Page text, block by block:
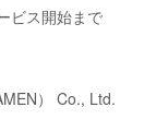
ビス開始まで
） Co., Ltd.